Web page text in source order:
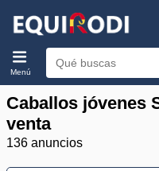
Menú
Caballos jóvenes
venta
136 anuncios